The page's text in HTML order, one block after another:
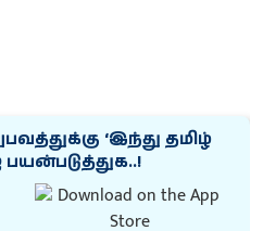
‘இந்து தமிழ்
பயன்படுத்துக..!